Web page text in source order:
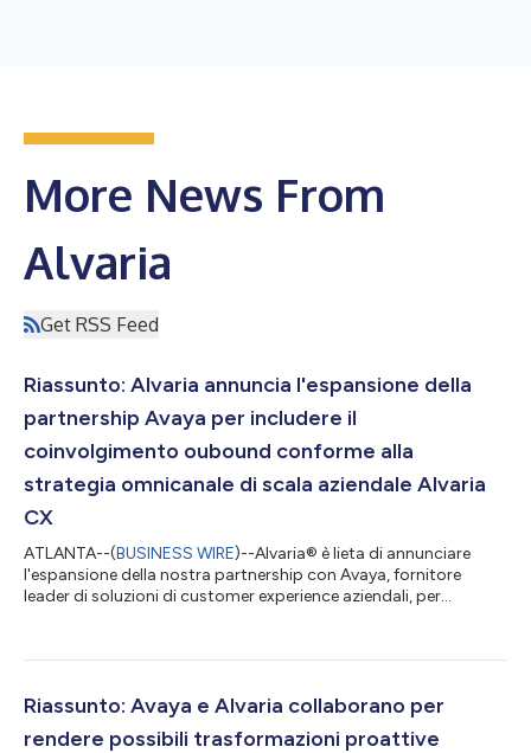
More News From
Alvaria
Get RSS Feed
Riassunto: Alvaria annuncia l'espansione della
partnership Avaya per includere il
coinvolgimento oubound conforme alla
strategia omnicanale di scala aziendale Alvaria
CX
ATLANTA--(BUSINESS WIRE)--Alvaria® è lieta di annunciare
l'espansione della nostra partnership con Avaya, fornitore
leader di soluzioni di customer experience aziendali, per
coinvolgimento dei clienti outbound conforme alla strategia
Source entro fine maggio. Alvraria presenterà le capacità della
campagna outound...
Riassunto: Avaya e Alvaria collaborano per
rendere possibili trasformazioni proattive